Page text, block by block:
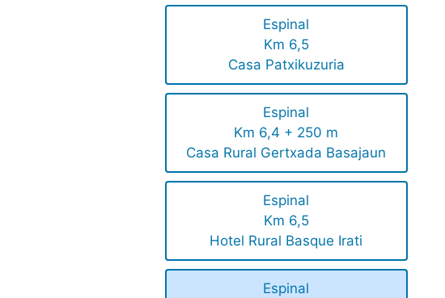
Espinal
Km 6,5
Casa Patxikuzuria
Espinal
Km 6,4 + 250 m
Casa Rural Gertxada Basajaun
Espinal
Km 6,5
Hotel Rural Basque Irati
Espinal